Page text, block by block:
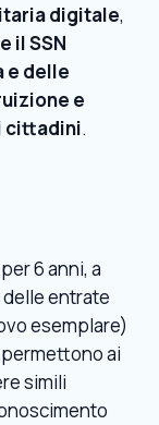
digitale,
il SSN
e delle
e
cittadini.
6 anni, a
delle entrate
esemplare)
ai
simili